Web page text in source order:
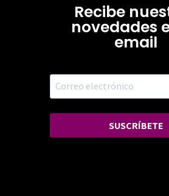
Recibe
novedades
email
SUSCRÍBETE